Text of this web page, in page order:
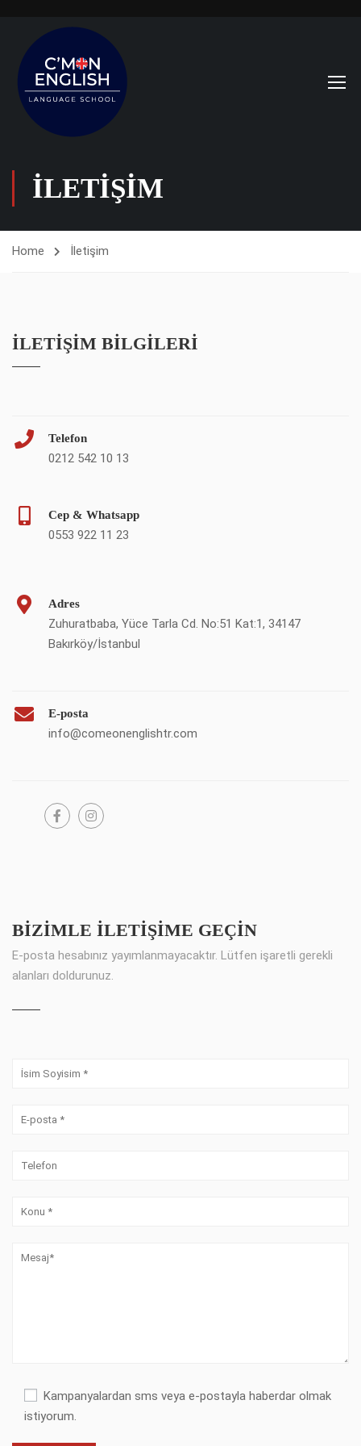
İLETIŞIM
Home İletişim
İLETIŞIM BILGILERI
Telefon
0212 542 10 13
Cep & Whatsapp
0553 922 11 23
Adres
Zuhuratbaba, Yüce Tarla Cd. No:51 Kat:1, 34147
Bakırköy/İstanbul
E-posta
info@comeonenglishtr.com
BIZIMLE İLETIŞIME GEÇIN
E-posta hesabınız yayımlanmayacaktır. Lütfen işaretli gerekli
alanları doldurunuz.
Kampanyalardan sms veya e-postayla haberdar olmak
istiyorum.